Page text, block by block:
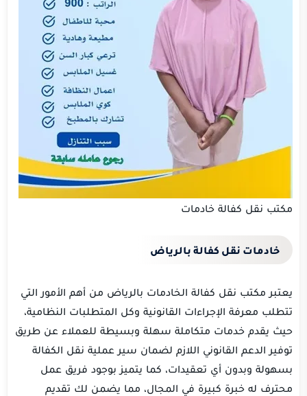
مكتب نقل كفالة خادمات
خادمات نقل كفالة بالرياض
يعتبر مكتب نقل كفالة الخادمات بالرياض من أهم الأمور التي
تتطلب معرفة الإجراءات القانونية وكل المتطلبات النظامية،
حيث يقدم خدمات متكاملة سهلة وبسيطة للعملاء عن طريق
توفير الدعم القانوني اللازم لضمان سير عملية نقل الكفالة
بسهولة وبدون أي تعقيدات، كما يتميز بوجود فريق عمل
محترف له خبرة كبيرة في المجال، مما يضمن لك تقديم